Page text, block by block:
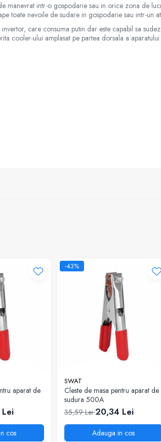
manevrat intr-o gospodarie sau in orice zona de
toate nevoile de sudare in gospodarie sau intr-un
care consuma putin dar este capabil sa
cooler-ului amplasat pe partea dorsala a
aparat de
cos
-43%
SWAT
Cleste de masa pentru aparat de
sudura 500A
35,59 Lei20,34 Lei
Adauga in cos